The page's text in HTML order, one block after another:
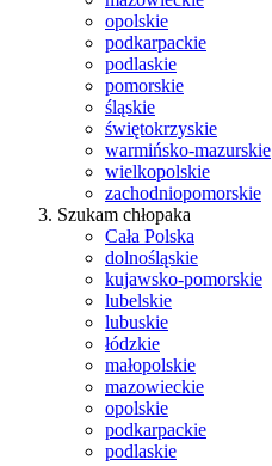
opolskie
podkarpackie
podlaskie
pomorskie
śląskie
świętokrzyskie
warmińsko-mazurskie
wielkopolskie
zachodniopomorskie
Szukam chłopaka
Cała Polska
dolnośląskie
kujawsko-pomorskie
lubelskie
lubuskie
łódzkie
małopolskie
mazowieckie
opolskie
podkarpackie
podlaskie